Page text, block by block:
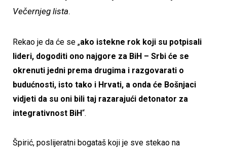
Večernjeg lista.
Rekao je da će se „ako istekne rok koji su potpisali
lideri, dogoditi ono najgore za BiH – Srbi će se
okrenuti jedni prema drugima i razgovarati o
budućnosti, isto tako i Hrvati, a onda će Bošnjaci
vidjeti da su oni bili taj razarajući detonator za
integrativnost BiH“.
Špirić, poslijeratni bogataš koji je sve stekao na